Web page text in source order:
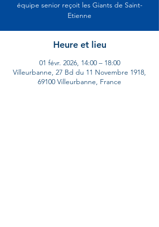
équipe senior reçoit les Giants de Saint-
Etienne
Heure et lieu
01 févr. 2026, 14:00 – 18:00
Villeurbanne, 27 Bd du 11 Novembre 1918,
69100 Villeurbanne, France